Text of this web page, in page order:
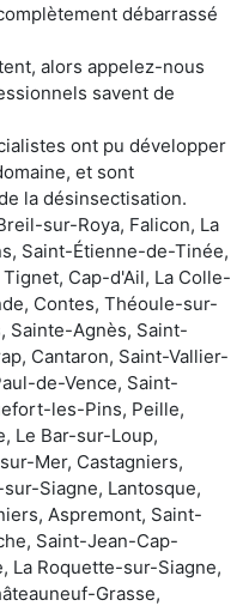
débarrassé
alors appelez-nous
savent de
ont pu développer
et sont
la désinsectisation.
sur-Roya, Falicon, La
Saint-Étienne-de-Tinée,
Cap-d'Ail, La Colle-
Contes, Théoule-sur-
Sainte-Agnès, Saint-
Cantaron, Saint-Vallier-
de-Vence, Saint-
les-Pins, Peille,
Le Bar-sur-Loup,
Mer, Castagniers,
Siagne, Lantosque,
Aspremont, Saint-
Saint-Jean-Cap-
La Roquette-sur-Siagne,
Grasse,